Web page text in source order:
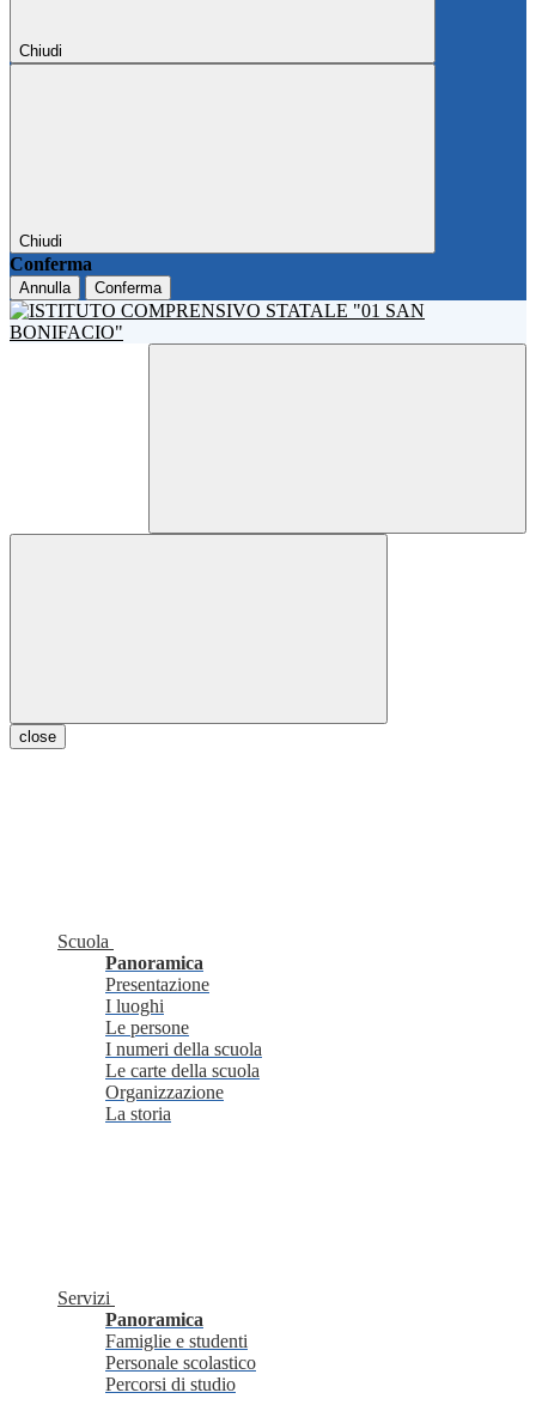
Chiudi
Chiudi
Conferma
Annulla Conferma
close
Scuola
Panoramica
Presentazione
I luoghi
Le persone
I numeri della scuola
Le carte della scuola
Organizzazione
La storia
Servizi
Panoramica
Famiglie e studenti
Personale scolastico
Percorsi di studio